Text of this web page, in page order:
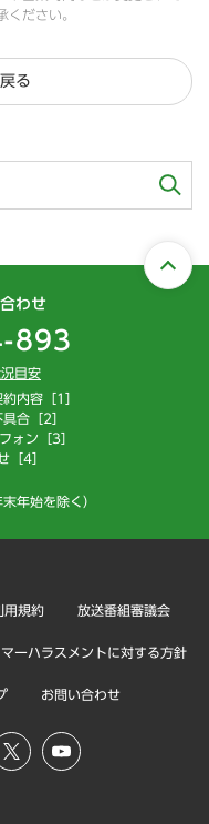
ください。
る
わせ
893
目安
内容［1］
合［2］
ォン［3］
［4］
年始を除く）
用規約 放送番組審議会
ーハラスメントに対する方針
お問い合わせ